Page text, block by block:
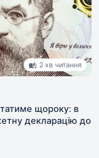
2 хв читання
щороку: в
декларацію до